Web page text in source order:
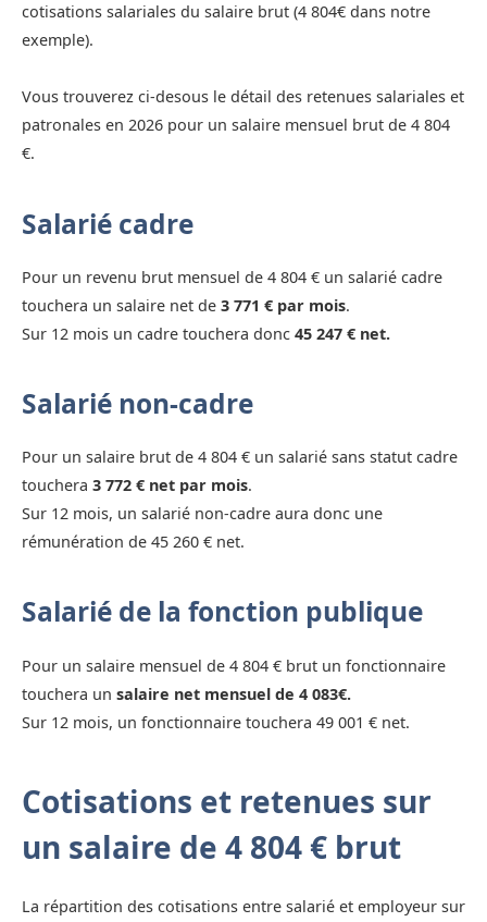
cotisations salariales du salaire brut (4 804€ dans notre
exemple).
Vous trouverez ci-desous le détail des retenues salariales et
patronales en 2026 pour un salaire mensuel brut de 4 804
€.
Salarié cadre
Pour un revenu brut mensuel de 4 804 € un salarié cadre
touchera un salaire net de 3 771 € par mois.
Sur 12 mois un cadre touchera donc 45 247 € net.
Salarié non-cadre
Pour un salaire brut de 4 804 € un salarié sans statut cadre
touchera 3 772 € net par mois.
Sur 12 mois, un salarié non-cadre aura donc une
rémunération de 45 260 € net.
Salarié de la fonction publique
Pour un salaire mensuel de 4 804 € brut un fonctionnaire
touchera un salaire net mensuel de 4 083€.
Sur 12 mois, un fonctionnaire touchera 49 001 € net.
Cotisations et retenues sur
un salaire de 4 804 € brut
La répartition des cotisations entre salarié et employeur sur